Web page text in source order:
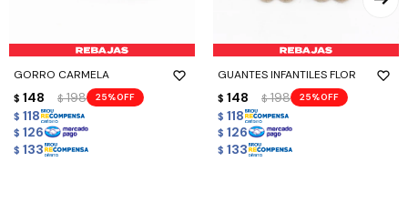
GORRO CARMELA
$ 148 $ 198 25
$ 118
$ 126
$ 133
GUANTES INFANTILES FLOR
$ 148 $ 198 25
$ 118
$ 126
$ 133